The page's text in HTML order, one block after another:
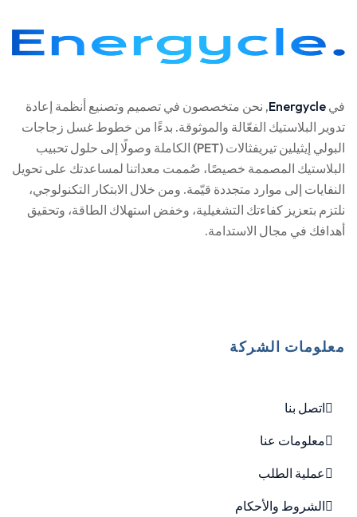
في Energycle, نحن متخصصون في تصميم وتصنيع أنظمة إعادة
تدوير البلاستيك الفعّالة والموثوقة. بدءًا من خطوط غسل زجاجات
البولي إيثيلين تيريفثالات (PET) الكاملة وصولًا إلى حلول تحبيب
البلاستيك المصممة خصيصًا، صُممت معداتنا لمساعدتك على تحويل
النفايات إلى موارد متجددة قيّمة. ومن خلال الابتكار التكنولوجي،
نلتزم بتعزيز كفاءتك التشغيلية، وخفض استهلاك الطاقة، وتحقيق
أهدافك في مجال الاستدامة.
معلومات الشركة
اتصل بنا
معلومات عنا
عملية الطلب
الشروط والأحكام